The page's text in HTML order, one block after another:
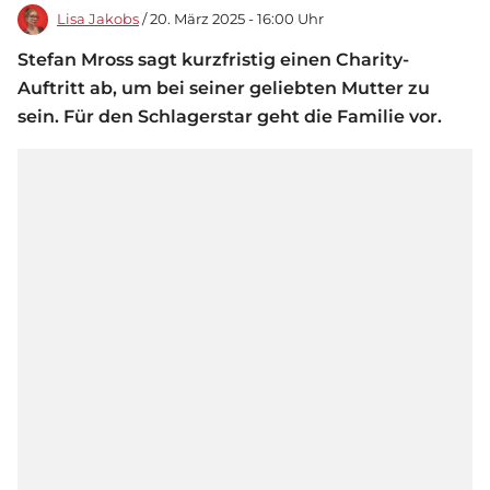
Lisa Jakobs / 20. März 2025 - 16:00 Uhr
Stefan Mross sagt kurzfristig einen Charity-
Auftritt ab, um bei seiner geliebten Mutter zu
sein. Für den Schlagerstar geht die Familie vor.